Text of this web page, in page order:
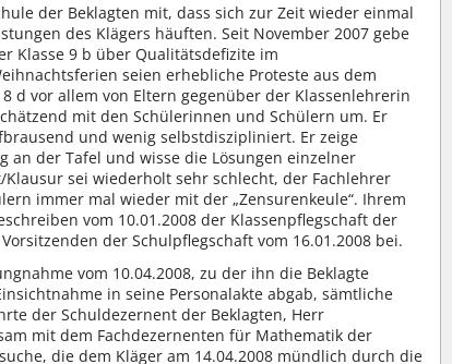
der Beklagten mit, dass sich zur Zeit wieder einmal
des Klägers häuften. Seit November 2007 gebe
Klasse 9 b über Qualitätsdefizite im
seien erhebliche Proteste aus dem
d vor allem von Eltern gegenüber der Klassenlehrerin
mit den Schülerinnen und Schülern um. Er
und wenig selbstdiszipliniert. Er zeige
an der Tafel und wisse die Lösungen einzelner
sei wiederholt sehr schlecht, der Fachlehrer
immer mal wieder mit der „Zensurenkeule“. Ihrem
vom 10.01.2008 der Klassenpflegschaft der
der Schulpflegschaft vom 16.01.2008 bei.
vom 10.04.2008, zu der ihn die Beklagte
in seine Personalakte abgab, sämtliche
der Schuldezernent der Beklagten, Herr
mit dem Fachdezernenten für Mathematik der
die dem Kläger am 14.04.2008 mündlich durch die